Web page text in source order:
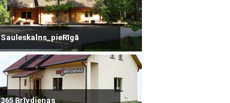
Sauleskalns_pieRīgā
365 Brīvdienas